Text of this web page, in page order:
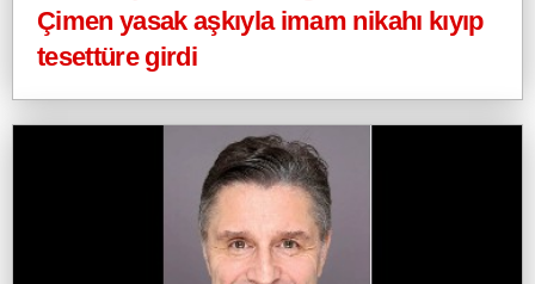
Çimen yasak aşkıyla imam nikahı kıyıp
tesettüre girdi